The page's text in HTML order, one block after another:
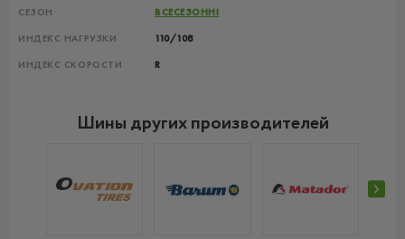
СЕЗОН ВСЕСЕЗОННІ
ИНДЕКС НАГРУЗКИ 110/108
ИНДЕКС СКОРОСТИ R
Шины других производителей